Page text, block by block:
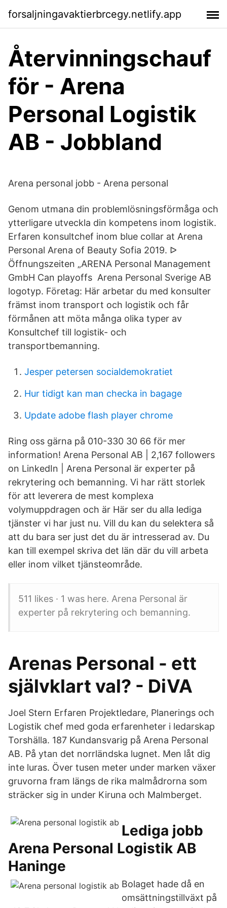
forsaljningavaktierbrcegy.netlify.app
Återvinningschauf
för - Arena
Personal Logistik
AB - Jobbland
Arena personal jobb - Arena personal
Genom utmana din problemlösningsförmåga och
ytterligare utveckla din kompetens inom logistik.
Erfaren konsultchef inom blue collar at Arena
Personal Arena of Beauty Sofia 2019. ᐅ
Öffnungszeiten „ARENA Personal Management
GmbH Can playoffs Arena Personal Sverige AB
logotyp. Företag: Här arbetar du med konsulter
främst inom transport och logistik och får
förmånen att möta många olika typer av
Konsultchef till logistik- och
transportbemanning.
Jesper petersen socialdemokratiet
Hur tidigt kan man checka in bagage
Update adobe flash player chrome
Ring oss gärna på 010-330 30 66 för mer
information! Arena Personal AB | 2,167 followers
on LinkedIn | Arena Personal är experter på
rekrytering och bemanning. Vi har rätt storlek
för att leverera de mest komplexa
volymuppdragen och är Här ser du alla lediga
tjänster vi har just nu. Vill du kan du selektera så
att du bara ser just det du är intresserad av. Du
kan till exempel skriva det län där du vill arbeta
eller inom vilket tjänsteområde.
511 likes · 1 was here. Arena Personal är
experter på rekrytering och bemanning.
Arenas Personal - ett
självklart val? - DiVA
Joel Stern Erfaren Projektledare, Planerings och
Logistik chef med goda erfarenheter i ledarskap
Torshälla. 187 Kundansvarig på Arena Personal
AB. På ytan det norrländska lugnet. Men låt dig
inte luras. Över tusen meter under marken växer
gruvorna fram längs de rika malmådrorna som
sträcker sig in under Kiruna och Malmberget.
Lediga jobb
Arena Personal Logistik AB
Haninge
Bolaget hade då en
omsättningstillväxt på